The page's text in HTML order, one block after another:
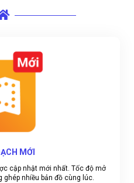
MỚI
cập nhật mới nhất. Tốc độ mở
ghép nhiều bản đồ cùng lúc.